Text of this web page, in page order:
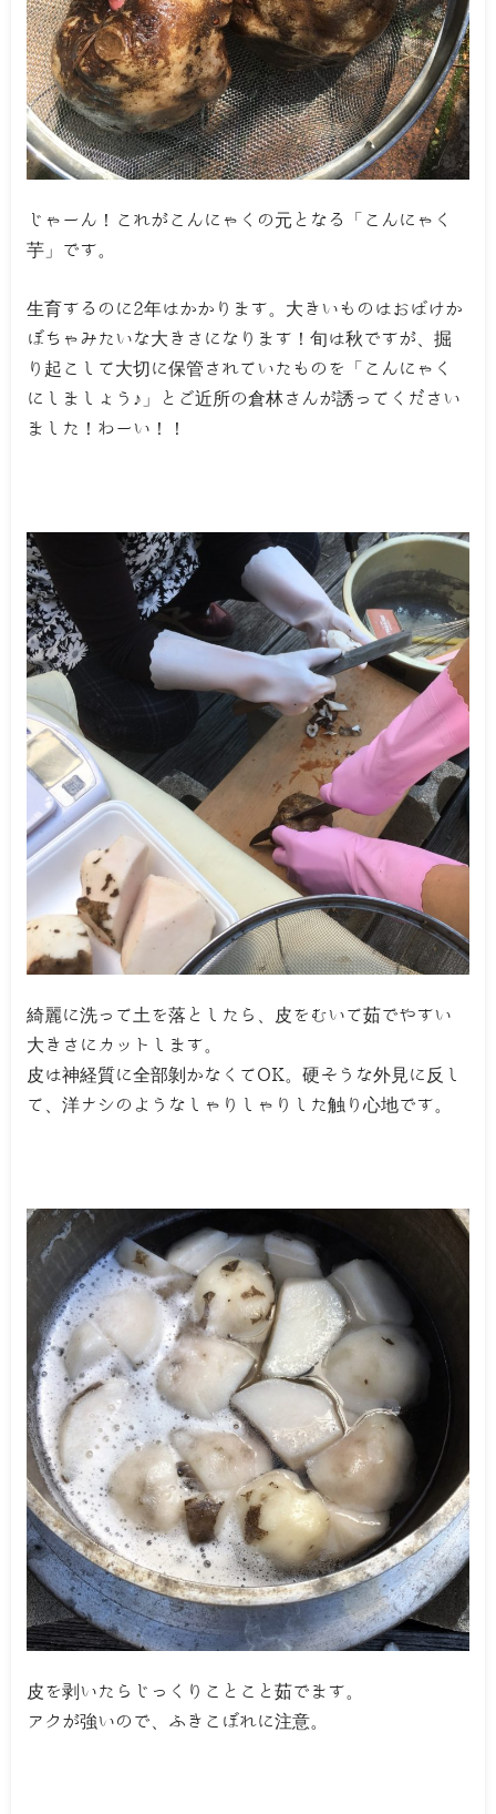
じゃーん！これがこんにゃくの元となる「こんにゃく
芋」です。
生育するのに2年はかかります。大きいものはおばけか
ぼちゃみたいな大きさになります！旬は秋ですが、掘
り起こして大切に保管されていたものを「こんにゃく
にしましょう♪」とご近所の倉林さんが誘ってください
ました！わーい！！
綺麗に洗って土を落としたら、皮をむいて茹でやすい
大きさにカットします。
皮は神経質に全部剝かなくてOK。硬そうな外見に反し
て、洋ナシのようなしゃりしゃりした触り心地です。
皮を剥いたらじっくりことこと茹でます。
アクが強いので、ふきこぼれに注意。